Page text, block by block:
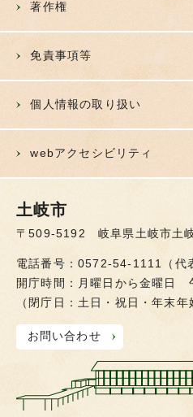
著作権
免責事項等
個人情報の取り扱い
webアクセシビリティ
土岐市
〒509-5192 岐阜県土岐市土
電話番号：0572-54-1111（代
開庁時間：月曜日から金曜日
（閉庁日：土日・祝日・年末年
お問い合わせ